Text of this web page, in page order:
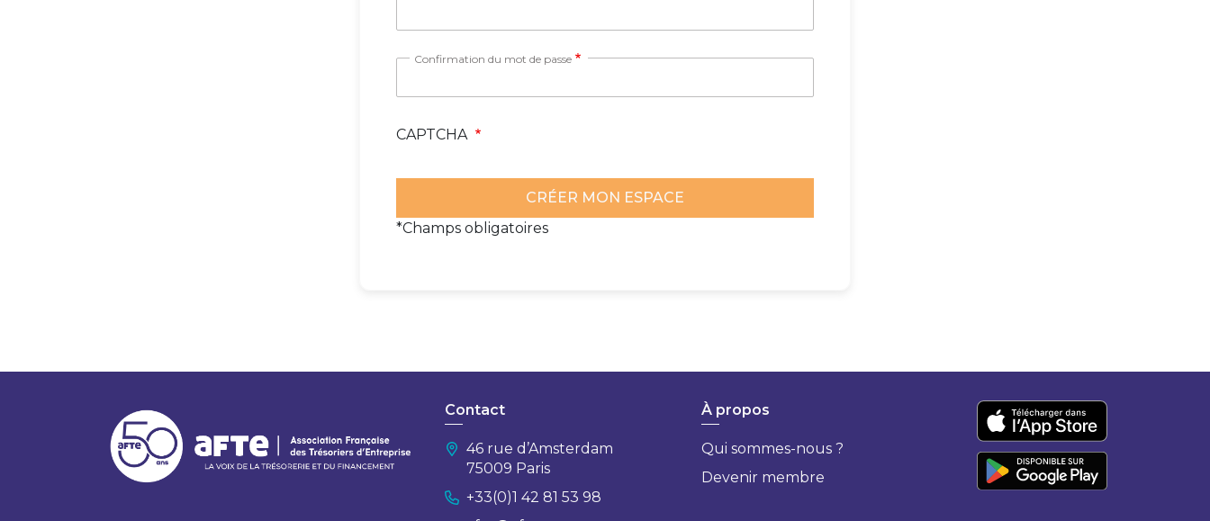
Confirmation du mot de passe
CAPTCHA
*Champs obligatoires
Contact
46 rue d’Amsterdam
75009 Paris
+33(0)1 42 81 53 98
À propos
Qui sommes-nous ?
Devenir membre